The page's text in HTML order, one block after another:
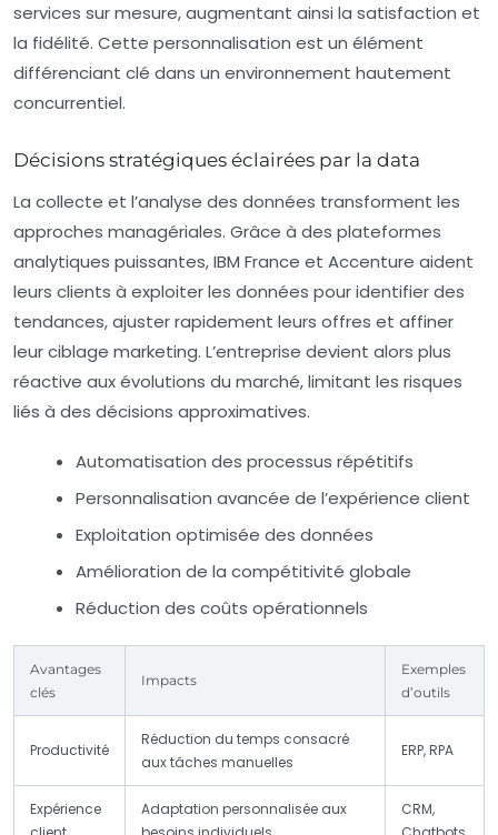
services sur mesure, augmentant ainsi la satisfaction et
la fidélité. Cette personnalisation est un élément
différenciant clé dans un environnement hautement
concurrentiel.
Décisions stratégiques éclairées par la data
La collecte et l’analyse des données transforment les
approches managériales. Grâce à des plateformes
analytiques puissantes, IBM France et Accenture aident
leurs clients à exploiter les données pour identifier des
tendances, ajuster rapidement leurs offres et affiner
leur ciblage marketing. L’entreprise devient alors plus
réactive aux évolutions du marché, limitant les risques
liés à des décisions approximatives.
Automatisation des processus répétitifs
Personnalisation avancée de l’expérience client
Exploitation optimisée des données
Amélioration de la compétitivité globale
Réduction des coûts opérationnels
Avantages
clés
Impacts
Exemples
d’outils
Productivité
Réduction du temps consacré
aux tâches manuelles
ERP, RPA
Expérience
Adaptation personnalisée aux
CRM,